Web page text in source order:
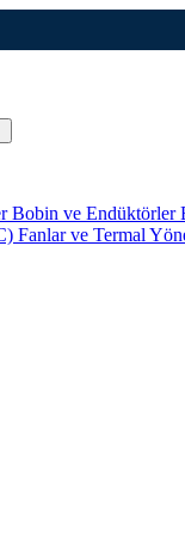
Bobin ve Endüktörler
Fanlar ve Termal